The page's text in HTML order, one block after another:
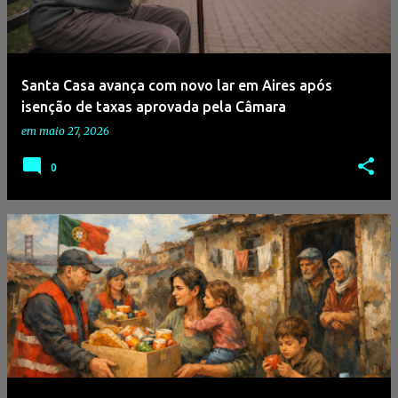
a
g
Santa Casa avança com novo lar em Aires após
isenção de taxas aprovada pela Câmara
em maio 27, 2026
0